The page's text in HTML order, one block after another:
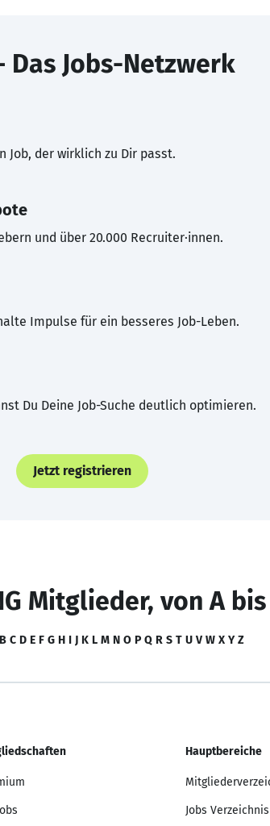
Das Jobs-Netzwerk
Job, der wirklich zu Dir passt.
und über 20.000 Recruiter·innen.
Impulse für ein besseres Job-Leben.
Du Deine Job-Suche deutlich optimieren.
Jetzt registrieren
Mitglieder, von A bis
B C D E F G H I J K L M N O P Q R S T U V W X Y Z
Hauptbereiche
Jobs Verzeichnis